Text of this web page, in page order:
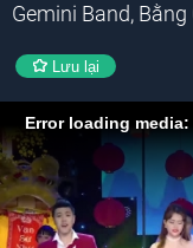
Gemini Band,
Lưu lại
Error loading